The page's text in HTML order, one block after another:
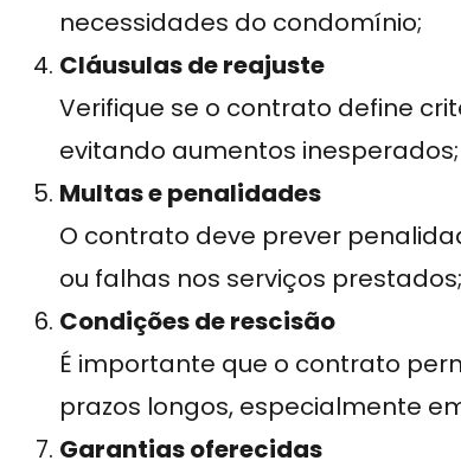
necessidades do condomínio;
Cláusulas de reajuste
Verifique se o contrato define
evitando aumentos inesperados;
Multas e penalidades
O contrato deve prever
ou falhas nos serviços prestados;
Condições de rescisão
É importante que o contrato
prazos longos, especialmente
Garantias oferecidas